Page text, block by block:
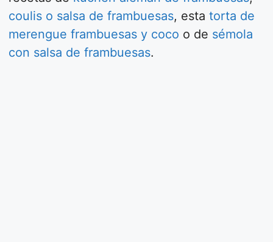
coulis o salsa de frambuesas, estatorta de
merengue frambuesas y coco o de sémola
con salsa de frambuesas.